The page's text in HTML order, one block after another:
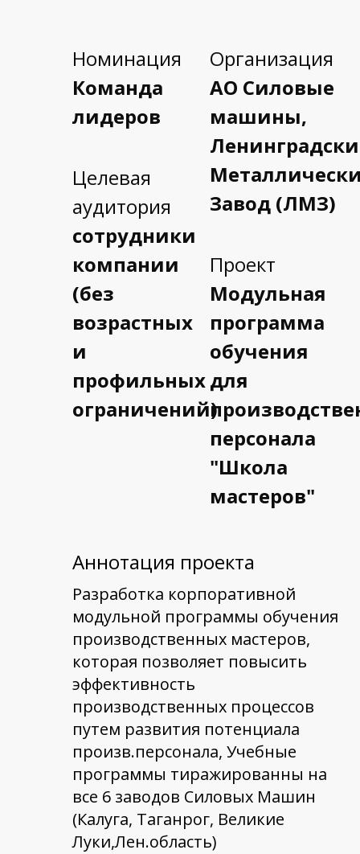
Номинация
Команда
лидеров
Целевая
аудитория
сотрудники
компании
(без
возрастных
и
профильных
ограничений)
Организация
АО Силовые
машины,
Завод (ЛМЗ)
Проект
Модульная
программа
обучения
для
персонала
"Школа
мастеров"
Аннотация проекта
Разработка корпоративной
модульной программы обучения
производственных мастеров,
которая позволяет повысить
эффективность
производственных процессов
путем развития потенциала
произв.персонала, Учебные
программы тиражированны на
все 6 заводов Силовых Машин
(Калуга, Таганрог, Великие
Луки,Лен.область)